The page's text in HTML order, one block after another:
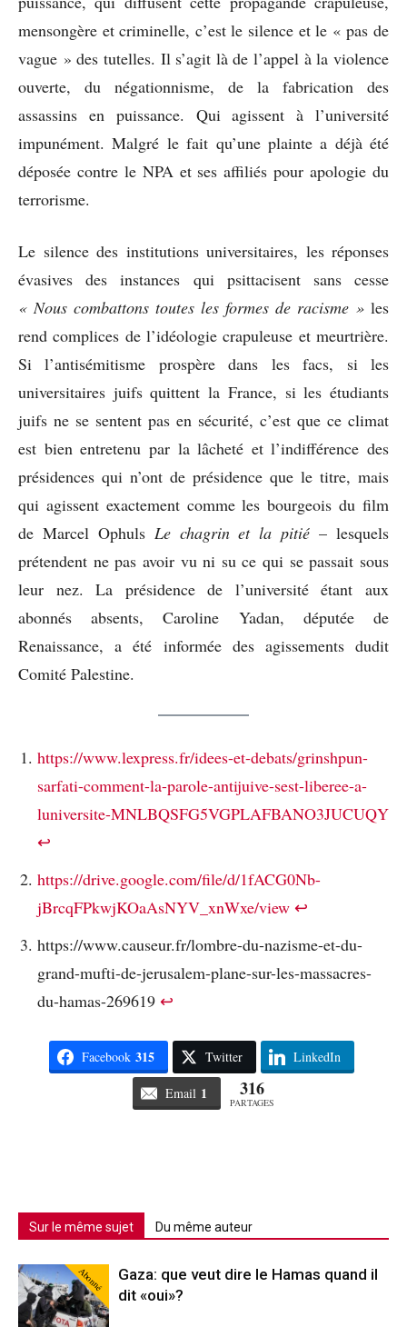
mensongère et criminelle, c’est le silence et le « pas de
vague » des tutelles. Il s’agit là de l’appel à la violence
ouverte, du négationnisme, de la fabrication des
assassins en puissance. Qui agissent à l’université
impunément. Malgré le fait qu’une plainte a déjà été
déposée contre le NPA et ses affiliés pour apologie du
terrorisme.
Le silence des institutions universitaires, les réponses
évasives des instances qui psittacisent sans cesse
« Nous combattons toutes les formes de racisme » les
rend complices de l’idéologie crapuleuse et meurtrière.
Si l’antisémitisme prospère dans les facs, si les
universitaires juifs quittent la France, si les étudiants
juifs ne se sentent pas en sécurité, c’est que ce climat
est bien entretenu par la lâcheté et l’indifférence des
présidences qui n’ont de présidence que le titre, mais
qui agissent exactement comme les bourgeois du film
de Marcel Ophuls Le chagrin et la pitié – lesquels
prétendent ne pas avoir vu ni su ce qui se passait sous
leur nez. La présidence de l’université étant aux
abonnés absents, Caroline Yadan, députée de
Renaissance, a été informée des agissements dudit
Comité Palestine.
https://www.lexpress.fr/idees-et-debats/grinshpun-
sarfati-comment-la-parole-antijuive-sest-liberee-a-
luniversite-MNLBQSFG5VGPLAFBANO3JUCUQY
↩︎
https://drive.google.com/file/d/1fACG0Nb-
jBrcqFPkwjKOaAsNYV_xnWxe/view ↩︎
https://www.causeur.fr/lombre-du-nazisme-et-du-
grand-mufti-de-jerusalem-plane-sur-les-massacres-
du-hamas-269619 ↩︎
Facebook 315 Twitter LinkedIn
Email 1 316
PARTAGES
Sur le même sujet Du même auteur
Abonné
Gaza: que veut dire le Hamas quand il
dit «oui»?